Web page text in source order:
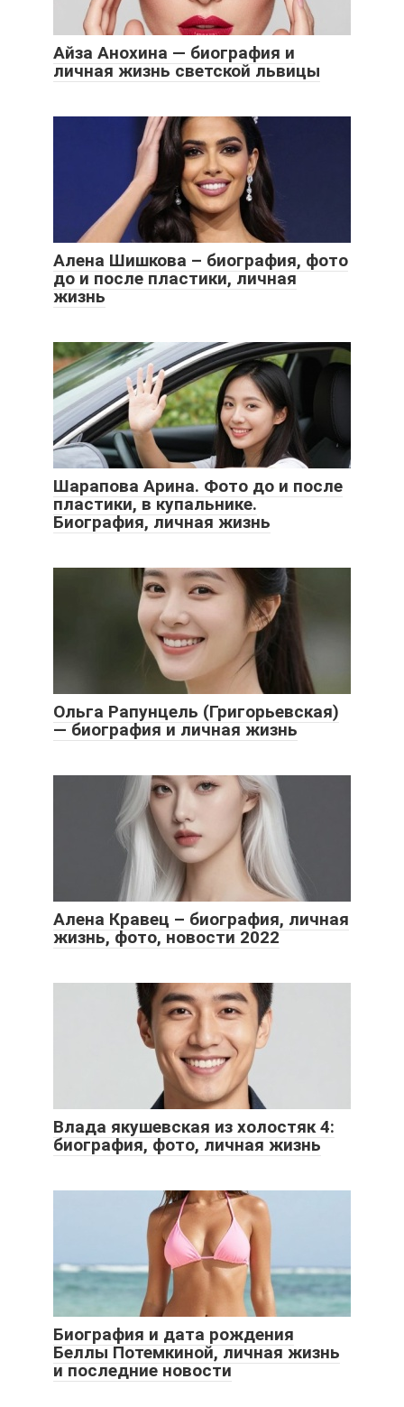
Айза Анохина — биография и
личная жизнь светской львицы
Алена Шишкова – биография, фото
до и после пластики, личная
жизнь
Шарапова Арина. Фото до и после
пластики, в купальнике.
Биография, личная жизнь
Ольга Рапунцель (Григорьевская)
— биография и личная жизнь
Алена Кравец – биография, личная
жизнь, фото, новости 2022
Влада якушевская из холостяк 4:
биография, фото, личная жизнь
Биография и дата рождения
Беллы Потемкиной, личная жизнь
и последние новости